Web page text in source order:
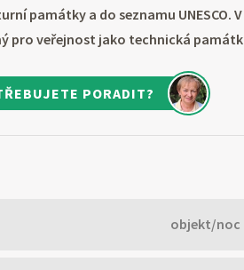
památky a do seznamu UNESCO. V
pro veřejnost jako technická
PORADIT?
objekt/noc